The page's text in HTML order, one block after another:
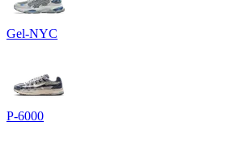
Gel-NYC
P-6000